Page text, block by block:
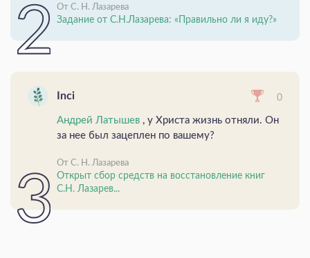
От С. Н. Лазарева
Задание от С.Н.Лазарева: «Правильно ли я иду?»
Inci 0
Андрей Латышев , у Христа жизнь отняли. Он
за нее был зацеплен по вашему?
От С. Н. Лазарева
Открыт сбор средств на восстановление книг
С.Н. Лазарев...